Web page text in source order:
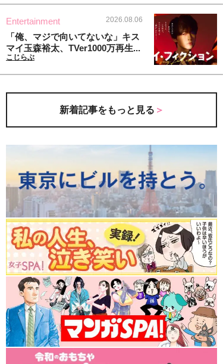
Entertainment 2026.08.06
「俺、マジで向いてないな」キス
マイ玉森裕太、TVer1000万再生...
こじらぶ
新着記事をもっと見る